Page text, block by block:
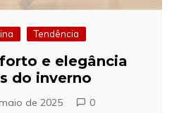
Tendência
e elegância
do inverno
de 2025 0